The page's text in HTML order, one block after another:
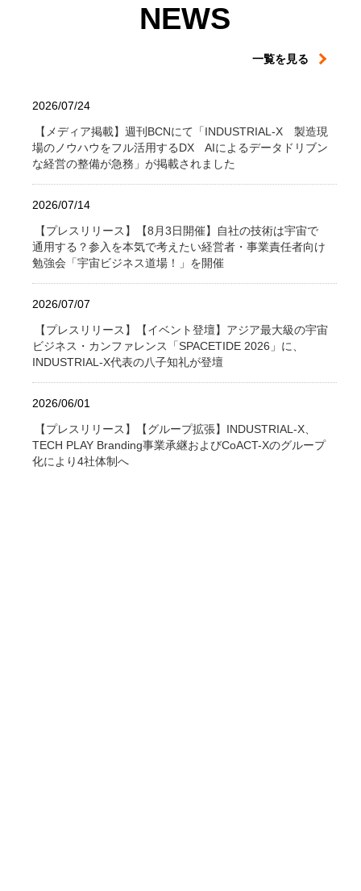
NEWS
一覧を見る
2026/07/24
【メディア掲載】週刊BCNにて「INDUSTRIAL-X 製造現
場のノウハウをフル活用するDX AIによるデータドリブン
な経営の整備が急務」が掲載されました
2026/07/14
【プレスリリース】【8月3日開催】自社の技術は宇宙で
通用する？参入を本気で考えたい経営者・事業責任者向け
勉強会「宇宙ビジネス道場！」を開催
2026/07/07
【プレスリリース】【イベント登壇】アジア最大級の宇宙
ビジネス・カンファレンス「SPACETIDE 2026」に、
INDUSTRIAL-X代表の八子知礼が登壇
2026/06/01
【プレスリリース】【グループ拡張】INDUSTRIAL-X、
TECH PLAY Branding事業承継およびCoACT-Xのグループ
化により4社体制へ